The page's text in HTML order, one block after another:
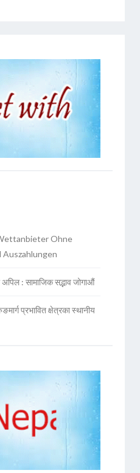
Ohne
Auszahlungen
: सामाजिक सद्भाव जोगाऔं
प्रभावित क्षेत्रका स्थानीय